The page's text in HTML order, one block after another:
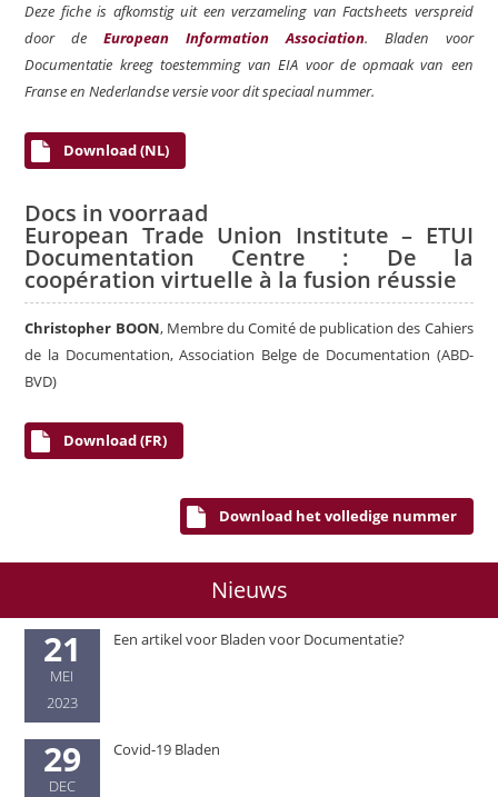
Deze fiche is afkomstig uit een verzameling van Factsheets verspreid
door deEuropean Information Association. Bladen voor
Documentatie kreeg toestemming van EIA voor de opmaak van een
Franse en Nederlandse versie voor dit speciaal nummer.
Download (NL)
Docs in voorraad
European Trade Union Institute – ETUI
Documentation Centre : De la
coopération virtuelle à la fusion réussie
Christopher BOON, Membre du Comité de publication des Cahiers
de la Documentation, Association Belge de Documentation (ABD-
BVD)
Download (FR)
Download het volledige nummer
Nieuws
21
MEI
2023
Een artikel voor Bladen voor Documentatie?
29
DEC
Covid-19 Bladen